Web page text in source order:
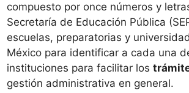
compuesto por once números y
Secretaría de Educación Pública
escuelas, preparatorias y
México para identificar a cada una
instituciones para facilitar los
gestión administrativa en general.